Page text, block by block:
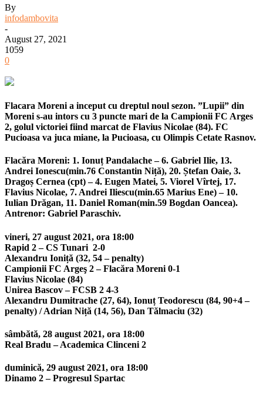
By
infodambovita
-
August 27, 2021
1059
0
Flacara Moreni a inceput cu dreptul noul sezon. ”Lupii” din
Moreni s-au intors cu 3 puncte mari de la Campionii FC Arges
2, golul victoriei fiind marcat de Flavius Nicolae (84). FC
Pucioasa va juca miane, la Pucioasa, cu Olimpis Cetate Rasnov.
Flacăra Moreni: 1. Ionuț Pandalache – 6. Gabriel Ilie, 13.
Andrei Ionescu(min.76 Constantin Niță), 20. Ștefan Oaie, 3.
Dragoș Cernea (cpt) – 4. Eugen Matei, 5. Viorel Vîrtej, 17.
Flavius Nicolae, 7. Andrei Iliescu(min.65 Marius Ene) – 10.
Iulian Drăgan, 11. Daniel Roman(min.59 Bogdan Oancea).
Antrenor: Gabriel Paraschiv.
vineri, 27 august 2021, ora 18:00
Rapid 2 – CS Tunari 2-0
Alexandru Ioniță (32, 54 – penalty)
Campionii FC Argeş 2 – Flacăra Moreni 0-1
Flavius Nicolae (84)
Unirea Bascov – FCSB 2 4-3
Alexandru Dumitrache (27, 64), Ionuț Teodorescu (84, 90+4 –
penalty) / Adrian Niță (14, 56), Dan Tălmaciu (32)
sâmbătă, 28 august 2021, ora 18:00
Real Bradu – Academica Clinceni 2
duminică, 29 august 2021, ora 18:00
Dinamo 2 – Progresul Spartac